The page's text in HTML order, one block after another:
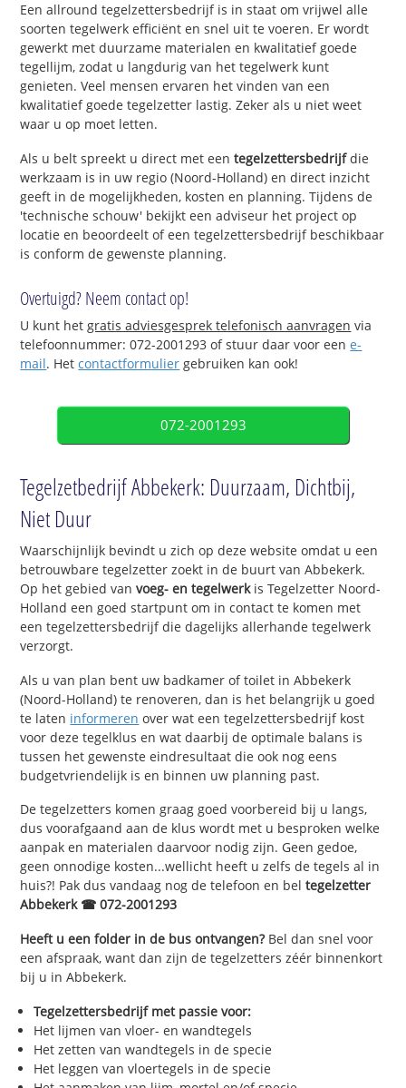
Een allround tegelzettersbedrijf is in staat om vrijwel alle
soorten tegelwerk efficiënt en snel uit te voeren. Er wordt
gewerkt met duurzame materialen en kwalitatief goede
tegellijm, zodat u langdurig van het tegelwerk kunt
genieten. Veel mensen ervaren het vinden van een
kwalitatief goede tegelzetter lastig. Zeker als u niet weet
waar u op moet letten.
Als u belt spreekt u direct met eentegelzettersbedrijfdie
werkzaam is in uw regio (Noord-Holland) en direct inzicht
geeft in de mogelijkheden, kosten en planning. Tijdens de
'technische schouw' bekijkt een adviseur het project op
locatie en beoordeelt of een tegelzettersbedrijf beschikbaar
is conform de gewenste planning.
Overtuigd? Neem contact op!
U kunt hetgratis adviesgesprek telefonisch aanvragen via
telefoonnummer: 072-2001293 of stuur daar voor eene-
mail. Hetcontactformulier gebruiken kan ook!
072-2001293
Tegelzetbedrijf Abbekerk: Duurzaam, Dichtbij,
Niet Duur
Waarschijnlijk bevindt u zich op deze website omdat u een
betrouwbare tegelzetter zoekt in de buurt van Abbekerk.
Op het gebied van voeg- en tegelwerkis Tegelzetter Noord-
Holland een goed startpunt om in contact te komen met
een tegelzettersbedrijf die dagelijks allerhande tegelwerk
verzorgt.
Als u van plan bent uw badkamer of toilet in Abbekerk
(Noord-Holland) te renoveren, dan is het belangrijk u goed
te laten informeren over wat een tegelzettersbedrijf kost
voor deze tegelklus en wat daarbij de optimale balans is
tussen het gewenste eindresultaat die ook nog eens
budgetvriendelijk is en binnen uw planning past.
De tegelzetters komen graag goed voorbereid bij u langs,
dus voorafgaand aan de klus wordt met u besproken welke
aanpak en materialen daarvoor nodig zijn. Geen gedoe,
geen onnodige kosten...wellicht heeft u zelfs de tegels al in
huis?! Pak dus vandaag nog de telefoon en beltegelzetter
Abbekerk ☎ 072-2001293
Heeft u een folder in de bus ontvangen?Bel dan snel voor
een afspraak, want dan zijn de tegelzetters zéér binnenkort
bij u in Abbekerk.
Tegelzettersbedrijf met passie voor:
Het lijmen van vloer- en wandtegels
Het zetten van wandtegels in de specie
Het leggen van vloertegels in de specie